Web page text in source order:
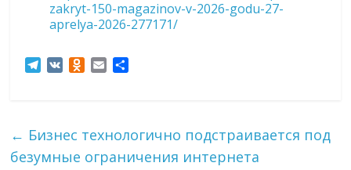
zakryt-150-magazinov-v-2026-godu-27-
aprelya-2026-277171/
T
r
a
O
l
a
в
и
← Бизнес технологично подстраивается под
безумные ограничения интернета